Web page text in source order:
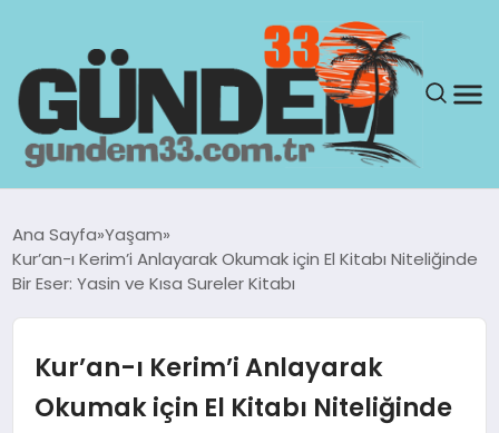
GÜNDEM
Ana Sayfa Yaşam
Kur’an-ı Kerim’i Anlayarak Okumak için El Kitabı Niteliğinde
Bir Eser: Yasin ve Kısa Sureler Kitabı
Kur’an-ı Kerim’i Anlayarak
Okumak için El Kitabı Niteliğinde